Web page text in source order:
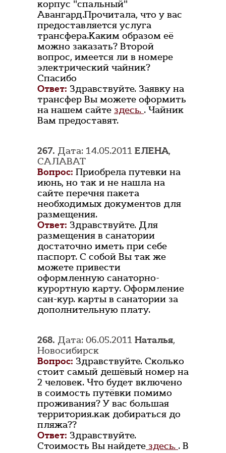
корпус "спальный"
Авангард.Прочитала, что у вас
предоставляется услуга
трансфера.Каким образом её
можно заказать? Второй
вопрос, имеется ли в номере
электрический чайник?
Спасибо
Ответ: Здравствуйте. Заявку на
трансфер Вы можете оформить
на нашем сайте здесь. . Чайник
Вам предоставят.
267. Дата: 14.05.2011 ЕЛЕНА,
САЛАВАТ
Вопрос: Приобрела путевки на
июнь, но так и не нашла на
сайте перечня пакета
необходимых документов для
размещения.
Ответ: Здравствуйте. Для
размещения в санатории
достаточно иметь при себе
паспорт. С собой Вы так же
можете привести
оформленную санаторно-
курортную карту. Оформление
сан-кур. карты в санатории за
дополнительную плату.
268. Дата: 06.05.2011 Наталья,
Новосибирск
Вопрос: Здравствуйте. Сколько
стоит самый дешёвый номер на
2 человек. Что будет включено
в соимость путёвки помимо
проживания? У вас большая
территория.как добираться до
пляжа??
Ответ: Здравствуйте.
Стоимость Вы найдете здесь. . В